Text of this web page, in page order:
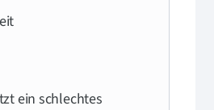
ein schlechtes